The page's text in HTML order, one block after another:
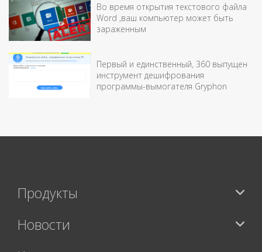
Во время открытия текстового файла
Word ,ваш компьютер может быть
зараженным
Первый и единственный, 360 выпущен
инструмент дешифрования
программы-вымогателя Gryphon
Продукты
Новости